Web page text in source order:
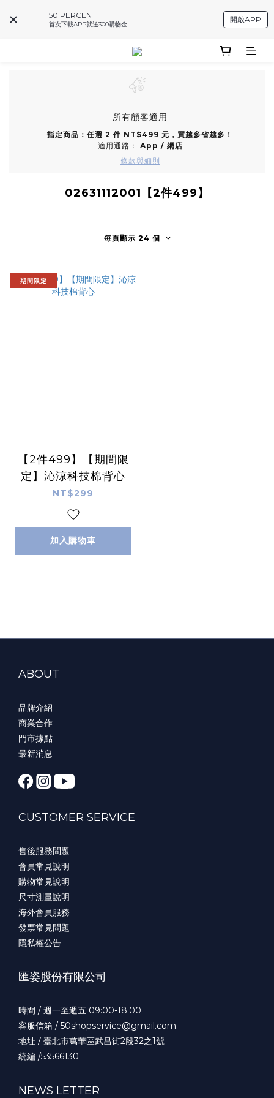
50 PERCENT
首次下載APP就送300購物金!!
開啟APP
所有顧客適用
指定商品：任選 2 件 NT$499 元，買越多省越多！
適用通路： App / 網店
條款與細則
02631112001【2件499】
每頁顯示 24 個
期間限定
【2件499】【期間限
定】沁涼科技棉背心
NT$299
加入購物車
ABOUT
品牌介紹
商業合作
門市據點
最新消息
CUSTOMER SERVICE
售後服務問題
會員常見說明
購物常見說明
尺寸測量說明
海外會員服務
發票常見問題
隱私權公告
匯姿股份有限公司
時間 / 週一至週五 09:00-18:00
客服信箱 / 50shopservice@gmail.com
地址 / 臺北市萬華區武昌街2段32之1號
統編 /53566130
NEWS LETTER